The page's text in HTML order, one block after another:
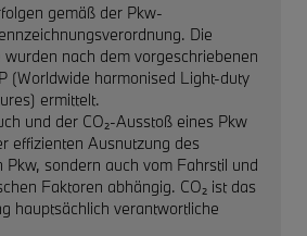
gemäß der Pkw-
Die
nach dem vorgeschriebenen
(Worldwide harmonised Light-duty
ermittelt.
und der CO₂-Ausstoß eines Pkw
effizienten Ausnutzung des
Pkw, sondern auch vom Fahrstil und
Faktoren abhängig. CO₂ ist das
hauptsächlich verantwortliche